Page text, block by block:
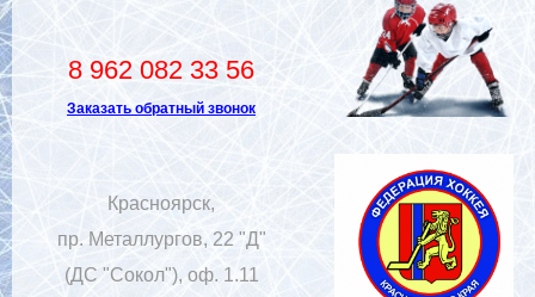
8 962 082 33 56
Заказать обратный звонок
Красноярск,
пр. Металлургов, 22 "Д"
(ДС "Сокол"), оф. 1.11